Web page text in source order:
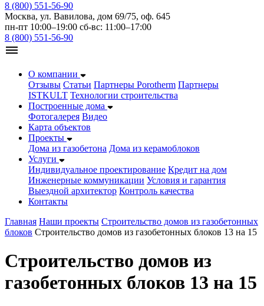
8 (800) 551-56-90
Москва, ул. Вавилова, дом 69/75, оф. 645
пн-пт 10:00–19:00 сб-вс: 11:00–17:00
8 (800) 551-56-90
О компании
Отзывы Статьи Партнеры Porotherm Партнеры
ISTKULT Технологии строительства
Построенные дома
Фотогалерея Видео
Карта объектов
Проекты
Дома из газобетонa Дома из керамоблоков
Услуги
Индивидуальное проектирование Кредит на дом
Инженерные коммуникации Условия и гарантия
Выездной архитектор Контроль качества
Контакты
Главная Наши проекты Строительство домов из газобетонных
блоков Строительство домов из газобетонных блоков 13 на 15
Строительство домов из
газобетонных блоков 13 на 15